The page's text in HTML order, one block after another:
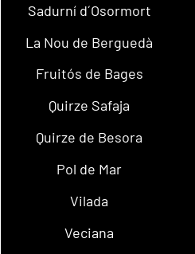
Sadurní d´Osormort
La Nou de Berguedà
Fruitós de Bages
Quirze Safaja
Quirze de Besora
Pol de Mar
Vilada
Veciana